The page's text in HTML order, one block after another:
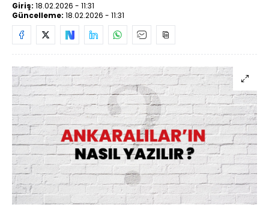
Giriş: 18.02.2026 - 11:31
Güncelleme: 18.02.2026 - 11:31